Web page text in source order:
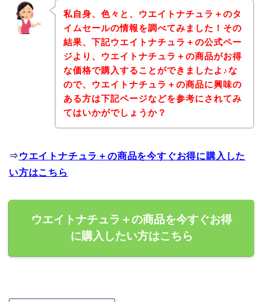
私自身、色々と、ウエイトナチュラ＋のタ
イムセールの情報を調べてみました！その
結果、下記ウエイトナチュラ＋の公式ペー
ジより、ウエイトナチュラ＋の商品がお得
な価格で購入することができましたよ♪な
ので、ウエイトナチュラ＋の商品に興味の
ある方は下記ページなどを参考にされてみ
てはいかがでしょうか？
⇒ ウエイトナチュラ＋の商品を今すぐお得に購入した
い方はこちら
ウエイトナチュラ＋の商品を今すぐお得
に購入したい方はこちら